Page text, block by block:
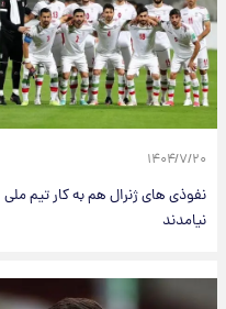
۱۴۰۴/۷/۲۰
نفوذی های ژنرال هم به کار تیم ملی
نیامدند